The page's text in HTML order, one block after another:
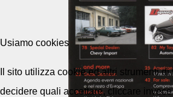
Usiamo cookies
Il sito utilizza cookie ed altri strumenti
decidere quali accettare, cliccare